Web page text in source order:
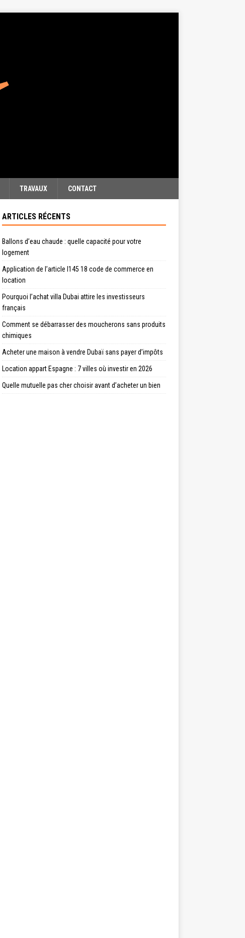
TRAVAUX CONTACT
ARTICLES RÉCENTS
Ballons d’eau chaude : quelle capacité pour votre
logement
Application de l’article l145 18 code de commerce en
location
Pourquoi l’achat villa Dubai attire les investisseurs
français
Comment se débarrasser des moucherons sans produits
chimiques
Acheter une maison à vendre Dubaï sans payer d’impôts
Location appart Espagne : 7 villes où investir en 2026
Quelle mutuelle pas cher choisir avant d’acheter un bien